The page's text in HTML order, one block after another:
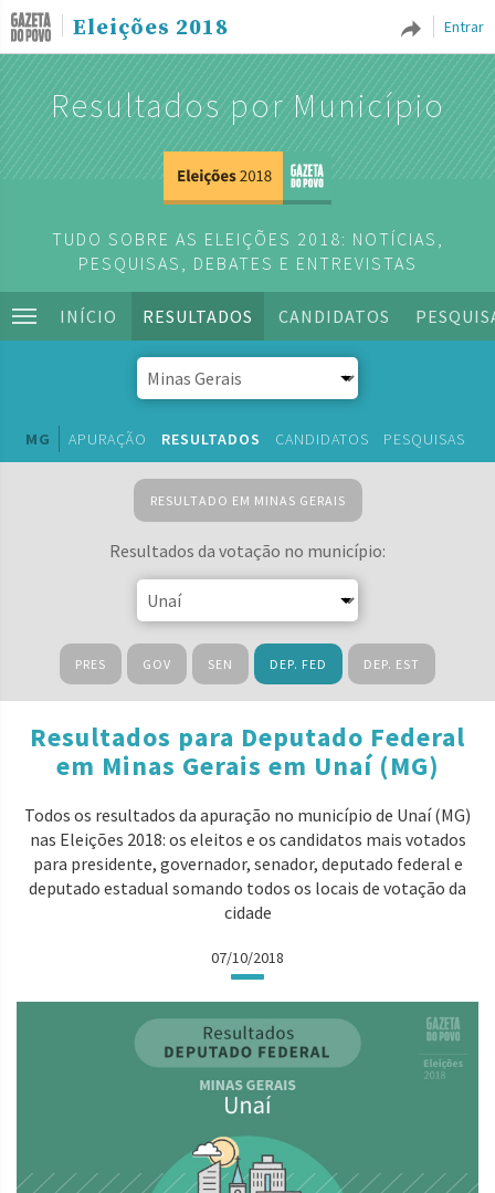
Entrar
Eleições 2018
Resultados por Município
TUDO SOBRE AS ELEIÇÕES 2018: NOTÍCIAS,
PESQUISAS, DEBATES E ENTREVISTAS
INÍCIO RESULTADOS CANDIDATOS
MG APURAÇÃO RESULTADOS CANDIDATOS PESQUISAS
RESULTADO EM MINAS GERAIS
Resultados da votação no município:
PRES GOV SEN DEP. FED DEP. EST
Resultados para Deputado Federal
em Minas Gerais em Unaí (MG)
Todos os resultados da apuração no município de Unaí (MG)
nas Eleições 2018: os eleitos e os candidatos mais votados
para presidente, governador, senador, deputado federal e
deputado estadual somando todos os locais de votação da
cidade
07/10/2018